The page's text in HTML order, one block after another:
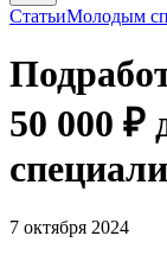
СтатьиМолодым
50 000 ₽
7 октября 2024